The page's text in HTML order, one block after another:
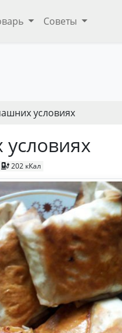
Советы
условиях
202 кКал